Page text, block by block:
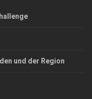
und der Region